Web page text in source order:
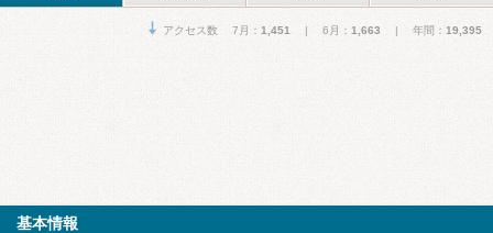
アクセス数 7月： 1,451 | 6月： 1,663 | 年間： 19,395
基本情報